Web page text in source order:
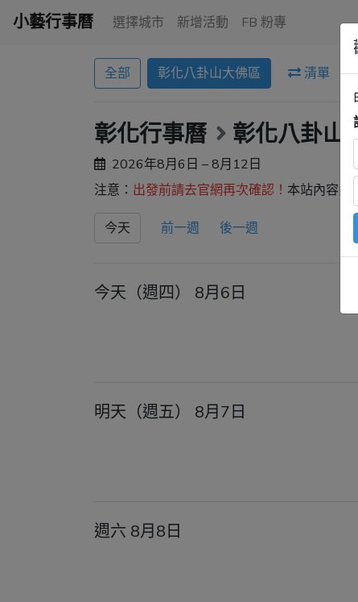
小藝行事曆 選擇城市 新增活動 FB 粉專
全部 彰化八卦山大佛區 清單
彰化行事曆 彰化八卦山
2026年8月6日 – 8月12日
注意： 出發前請去官網再次確認！ 本站內容由
今天 前一週 後一週
今天（週四） 8月6日
明天（週五） 8月7日
週六 8月8日